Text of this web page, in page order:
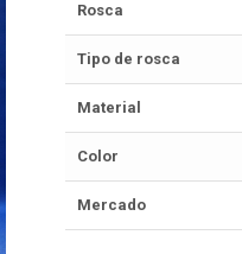
Rosca
Tipo de rosca
Material
Color
Mercado